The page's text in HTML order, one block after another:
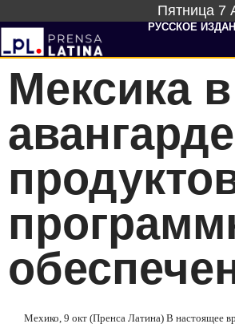
Пятница 7
РУССКОЕ
Мексика в
авангарде
Мехико, 9 окт (Пренса Латина) В настоящее